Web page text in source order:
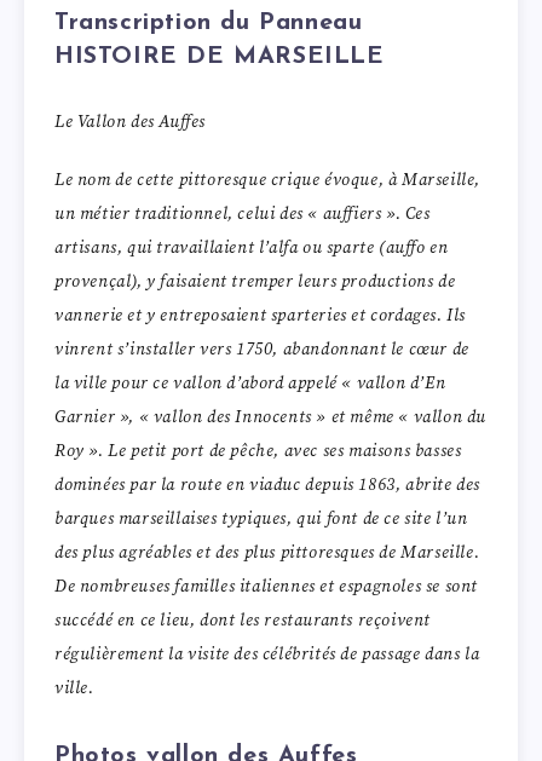
Transcription du Panneau
HISTOIRE DE MARSEILLE
Le Vallon des Auffes
Le nom de cette pittoresque crique évoque, à Marseille,
un métier traditionnel, celui des « auffiers ». Ces
artisans, qui travaillaient l’alfa ou sparte (auffo en
provençal), y faisaient tremper leurs productions de
vannerie et y entreposaient sparteries et cordages. Ils
vinrent s’installer vers 1750, abandonnant le cœur de
la ville pour ce vallon d’abord appelé « vallon d’En
Garnier », « vallon des Innocents » et même « vallon du
Roy ». Le petit port de pêche, avec ses maisons basses
dominées par la route en viaduc depuis 1863, abrite des
barques marseillaises typiques, qui font de ce site l’un
des plus agréables et des plus pittoresques de Marseille.
De nombreuses familles italiennes et espagnoles se sont
succédé en ce lieu, dont les restaurants reçoivent
régulièrement la visite des célébrités de passage dans la
ville.
Photos vallon des Auffes